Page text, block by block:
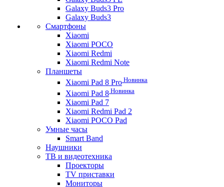
Galaxy Buds3 Pro
Galaxy Buds3
Смартфоны
Xiaomi
Xiaomi POCO
Xiaomi Redmi
Xiaomi Redmi Note
Планшеты
Xiaomi Pad 8 Pro Новинка
Xiaomi Pad 8 Новинка
Xiaomi Pad 7
Xiaomi Redmi Pad 2
Xiaomi POCO Pad
Умные часы
Smart Band
Наушники
ТВ и видеотехника
Проекторы
TV приставки
Мониторы